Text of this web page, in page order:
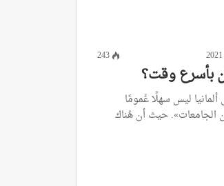
243
بأسرع وقت؟
ليس سهلًا عُمومًا
حيث أن هُناك